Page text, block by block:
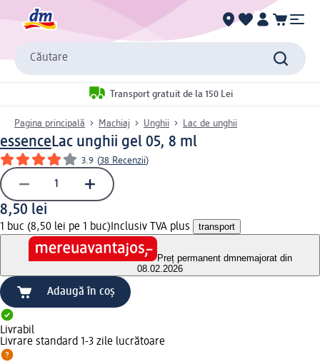
Căutare
Transport gratuit de la 150 Lei
Pagina principală Machiaj Unghii Lac de unghii
essenceLac unghii gel 05, 8 ml
3.9 (38 Recenzii)
8,50 lei
1 buc (8,50 lei pe 1 buc) Inclusiv TVA plus transport
Preț permanent dmnemajorat din
08.02.2026
Adaugă în coș
Livrabil
Livrare standard 1-3 zile lucrătoare